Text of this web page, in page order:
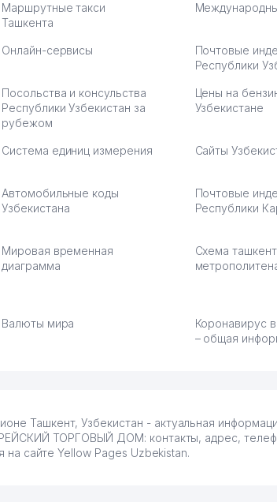
Маршрутные такси
Ташкента
Онлайн-сервисы
Почтовые
Республики
Посольства и консульства
Республики Узбекистан за
рубежом
Цены на
Узбекистане
Система единиц измерения Сайты
Автомобильные коды
Узбекистана
Почтовые
Республики
Мировая временная
диаграмма
Схема
Валюты мира
Коронавирус
– общая
Ташкент, Узбекистан - актуальная
ТОРГОВЫЙ ДОМ: контакты, адрес,
сайте Yellow Pages Uzbekistan.